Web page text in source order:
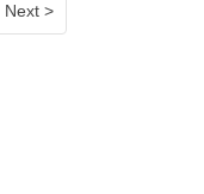
Next >